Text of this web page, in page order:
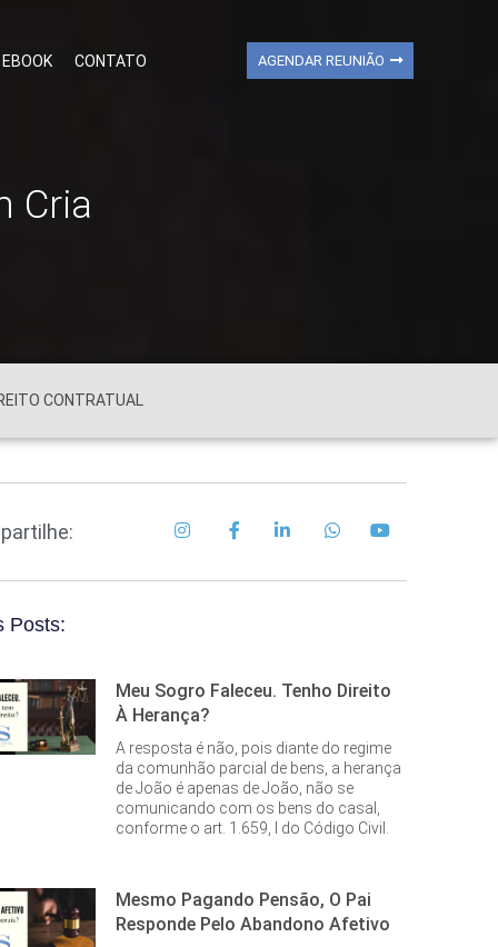
EBOOK CONTATO AGENDAR REUNIÃO
Cria
CONTRATUAL
Posts:
Meu Sogro Faleceu. Tenho Direito
À Herança?
A resposta é não, pois diante do regime
da comunhão parcial de bens, a herança
de João é apenas de João, não se
comunicando com os bens do casal,
conforme o art. 1.659, I do Código Civil.
Mesmo Pagando Pensão, O Pai
Responde Pelo Abandono Afetivo